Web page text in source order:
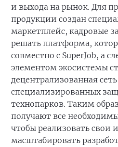
и выхода на рынок. Для
продукции создан
маркетплейс, кадровые
решать платформа,
совместно с SuperJob, а
элементом экосистемы
децентрализованная сеть
специализированных
технопарков. Таким
получают все
чтобы реализовать свои
масштабировать